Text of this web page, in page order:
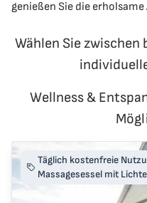
genießen Sie die
Wählen Sie zwischen
Wellness &
Täglich kostenfreie
Massagesessel mit